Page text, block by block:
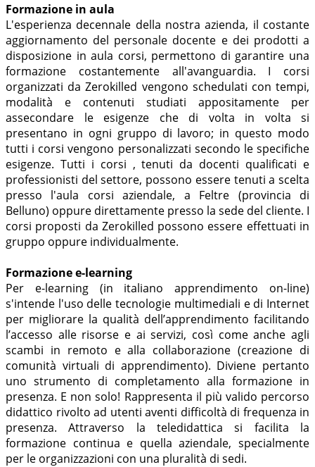
Formazione in aula
L'esperienza decennale della nostra azienda, il costante
aggiornamento del personale docente e dei prodotti a
disposizione in aula corsi, permettono di garantire una
formazione costantemente all'avanguardia. I corsi
organizzati da Zerokilled vengono schedulati con tempi,
modalità e contenuti studiati appositamente per
assecondare le esigenze che di volta in volta si
presentano in ogni gruppo di lavoro; in questo modo
tutti i corsi vengono personalizzati secondo le specifiche
esigenze. Tutti i corsi , tenuti da docenti qualificati e
professionisti del settore, possono essere tenuti a scelta
presso l'aula corsi aziendale, a Feltre (provincia di
Belluno) oppure direttamente presso la sede del cliente. I
corsi proposti da Zerokilled possono essere effettuati in
gruppo oppure individualmente.
Formazione e-learning
Per e-learning (in italiano apprendimento on-line)
s'intende l'uso delle tecnologie multimediali e di Internet
per migliorare la qualità dell’apprendimento facilitando
l’accesso alle risorse e ai servizi, così come anche agli
scambi in remoto e alla collaborazione (creazione di
comunità virtuali di apprendimento). Diviene pertanto
uno strumento di completamento alla formazione in
presenza. E non solo! Rappresenta il più valido percorso
didattico rivolto ad utenti aventi difficoltà di frequenza in
presenza. Attraverso la teledidattica si facilita la
formazione continua e quella aziendale, specialmente
per le organizzazioni con una pluralità di sedi.